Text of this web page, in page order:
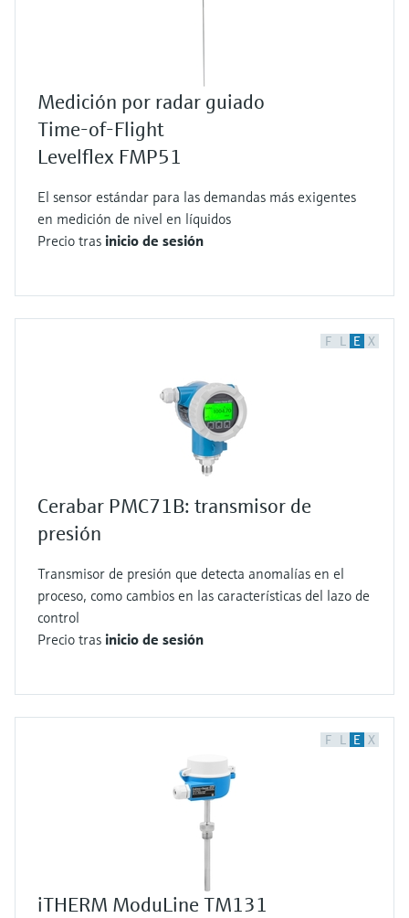
Medición por radar guiado
Time-of-Flight
Levelflex FMP51
El sensor estándar para las demandas más exigentes
en medición de nivel en líquidos
Precio tras inicio de sesión
F L E X
Cerabar PMC71B: transmisor de
presión
Transmisor de presión que detecta anomalías en el
proceso, como cambios en las características del lazo de
control
Precio tras inicio de sesión
F L E X
iTHERM ModuLine TM131